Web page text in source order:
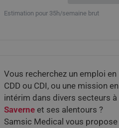
Estimation pour 35h/semaine brut
Vous recherchez un emploi en
CDD ou CDI, ou une mission en
intérim dans divers secteurs à
Saverne et ses alentours ?
Samsic Medical vous propose